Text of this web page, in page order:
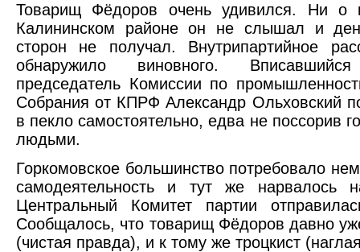
Товарищ Фёдоров очень удивился. Ни о
Калининском районе он не слышал и
сторон не получал. Внутрипартийное
обнаружило виновного.
председатель Комиссии по
Собрания от КПРФ Александр Ольховский
в пекло самостоятельно, едва не поссорив
людьми.
Горкомовское большинство потребовало
самодеятельность и тут же нарвалось
Центральный Комитет партии
Сообщалось, что товарищ Фёдоров давно
(чистая правда), и к тому же троцкист